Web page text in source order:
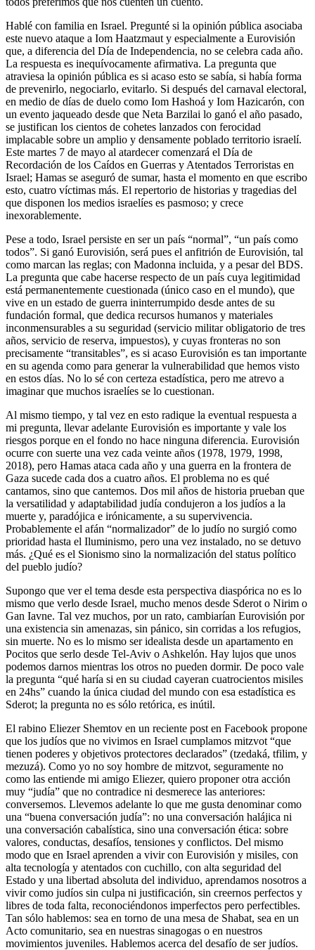
Hablé con familia en Israel. Pregunté si la opinión pública asociaba
este nuevo ataque a Iom Haatzmaut y especialmente a Eurovisión
que, a diferencia del Día de Independencia, no se celebra cada año.
La respuesta es inequívocamente afirmativa. La pregunta que
atraviesa la opinión pública es si acaso esto se sabía, si había forma
de prevenirlo, negociarlo, evitarlo. Si después del carnaval electoral,
en medio de días de duelo como Iom Hashoá y Iom Hazicarón, con
un evento jaqueado desde que Neta Barzilai lo ganó el año pasado,
se justifican los cientos de cohetes lanzados con ferocidad
implacable sobre un amplio y densamente poblado territorio israelí.
Este martes 7 de mayo al atardecer comenzará el Día de
Recordación de los Caídos en Guerras y Atentados Terroristas en
Israel; Hamas se aseguró de sumar, hasta el momento en que escribo
esto, cuatro víctimas más. El repertorio de historias y tragedias del
que disponen los medios israelíes es pasmoso; y crece
inexorablemente.
Pese a todo, Israel persiste en ser un país “normal”, “un país como
todos”. Si ganó Eurovisión, será pues el anfitrión de Eurovisión, tal
como marcan las reglas; con Madonna incluida, y a pesar del BDS.
La pregunta que cabe hacerse respecto de un país cuya legitimidad
está permanentemente cuestionada (único caso en el mundo), que
vive en un estado de guerra ininterrumpido desde antes de su
fundación formal, que dedica recursos humanos y materiales
inconmensurables a su seguridad (servicio militar obligatorio de tres
años, servicio de reserva, impuestos), y cuyas fronteras no son
precisamente “transitables”, es si acaso Eurovisión es tan importante
en su agenda como para generar la vulnerabilidad que hemos visto
en estos días. No lo sé con certeza estadística, pero me atrevo a
imaginar que muchos israelíes se lo cuestionan.
Al mismo tiempo, y tal vez en esto radique la eventual respuesta a
mi pregunta, llevar adelante Eurovisión es importante y vale los
riesgos porque en el fondo no hace ninguna diferencia. Eurovisión
ocurre con suerte una vez cada veinte años (1978, 1979, 1998,
2018), pero Hamas ataca cada año y una guerra en la frontera de
Gaza sucede cada dos a cuatro años. El problema no es qué
cantamos, sino que cantemos. Dos mil años de historia prueban que
la versatilidad y adaptabilidad judía condujeron a los judíos a la
muerte y, paradójica e irónicamente, a su supervivencia.
Probablemente el afán “normalizador” de lo judío no surgió como
prioridad hasta el Iluminismo, pero una vez instalado, no se detuvo
más. ¿Qué es el Sionismo sino la normalización del status político
del pueblo judío?
Supongo que ver el tema desde esta perspectiva diaspórica no es lo
mismo que verlo desde Israel, mucho menos desde Sderot o Nirim o
Gan Iavne. Tal vez muchos, por un rato, cambiarían Eurovisión por
una existencia sin amenazas, sin pánico, sin corridas a los refugios,
sin muerte. No es lo mismo ser idealista desde un apartamento en
Pocitos que serlo desde Tel-Aviv o Ashkelón. Hay lujos que unos
podemos darnos mientras los otros no pueden dormir. De poco vale
la pregunta “qué haría si en su ciudad cayeran cuatrocientos misiles
en 24hs” cuando la única ciudad del mundo con esa estadística es
Sderot; la pregunta no es sólo retórica, es inútil.
El rabino Eliezer Shemtov en un reciente post en Facebook propone
que los judíos que no vivimos en Israel cumplamos mitzvot “que
tienen poderes y objetivos protectores declarados” (tzedaká, tfilim, y
mezuzá). Como yo no soy hombre de mitzvot, seguramente no
como las entiende mi amigo Eliezer, quiero proponer otra acción
muy “judía” que no contradice ni desmerece las anteriores:
conversemos. Llevemos adelante lo que me gusta denominar como
una “buena conversación judía”: no una conversación halájica ni
una conversación cabalística, sino una conversación ética: sobre
valores, conductas, desafíos, tensiones y conflictos. Del mismo
modo que en Israel aprenden a vivir con Eurovisión y misiles, con
alta tecnología y atentados con cuchillo, con alta seguridad del
Estado y una libertad absoluta del individuo, aprendamos nosotros a
vivir como judíos sin culpa ni justificación, sin creernos perfectos y
libres de toda falta, reconociéndonos imperfectos pero perfectibles.
Tan sólo hablemos: sea en torno de una mesa de Shabat, sea en un
Acto comunitario, sea en nuestras sinagogas o en nuestros
movimientos juveniles. Hablemos acerca del desafío de ser judíos.